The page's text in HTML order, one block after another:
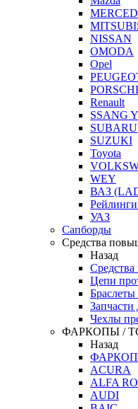
NISSAN
OMODA
Opel
Renault
SSANG
SUBARU
SUZUKI
Toyota
WEY
ВАЗ
УАЗ
Сапборды
Средства
Назад
Цепи
Запчасти
Чехлы
ФАРКОПЫ /
Назад
ACURA
ALFA
AUDI